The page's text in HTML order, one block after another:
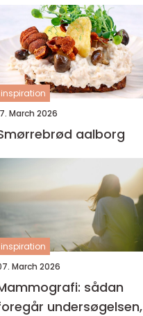
inspiration
March 2026
aalborg
inspiration
March 2026
sådan
undersøgelsen,